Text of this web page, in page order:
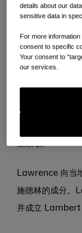
是的，Joseph
么以他的名字命
消毒剂。他将
生致敬。
Lawrence 向当
施德林的成分。
并成立
details about our
sensitive data in
For more
consent to specific
Your consent to
our services.